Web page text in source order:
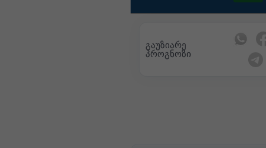
გაუზიარე
პროგნოზი